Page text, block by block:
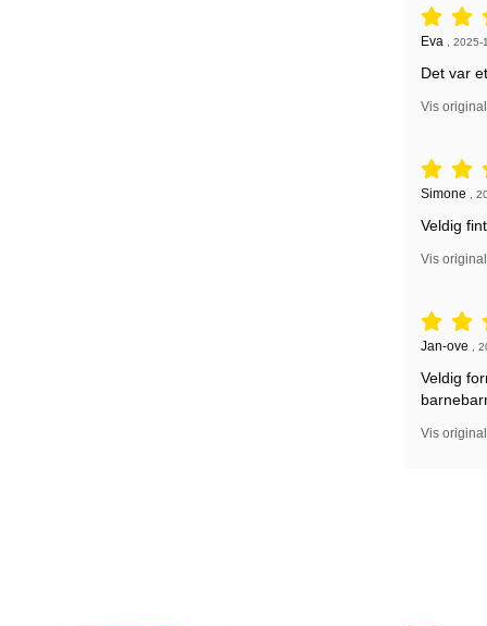
Eva 2025-
Det var
Vis
Simone
Veldig
Vis
Jan-ove
Veldig
Vis